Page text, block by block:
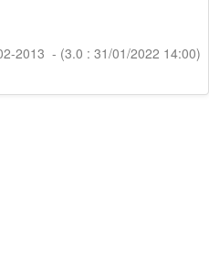
2013 - (3.0 : 31/01/2022 14:00)